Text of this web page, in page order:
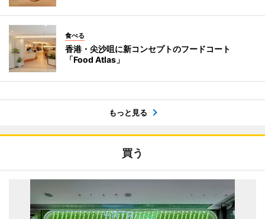
食べる
香港・尖沙咀に新コンセプトのフードコート
「Food Atlas」
もっと見る
買う